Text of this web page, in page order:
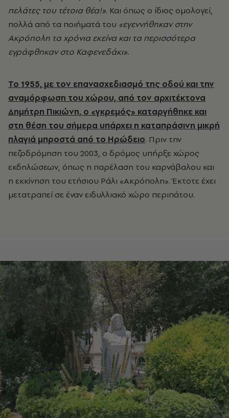
πελάτες του τέτοια θέα!». Και όπως ο ίδιος ομολογεί,
πολλά από τα ποιήματά του «εγεννήθηκαν στην
Ακρόπολη τα χρόνια εκείνα και τα περισσότερα
εγράφθηκαν στο Καφενεδάκι».
Το 1955, με τον επανασχεδιασμό της οδού και την
αναμόρφωση του χώρου, από τον αρχιτέκτονα
Δημήτρη Πικιώνη, ο «γκρεμός» καταργήθηκε και
στη θέση του σήμερα υπάρχει η καταπράσινη μικρή
πλαγιά μπροστά από το Ηρώδειο. Πριν την
πεζοδρόμηση του 2003, ο δρόμος υπήρξε χώρος
εκδηλώσεων, όπως η παρέλαση του καρνάβαλου και
η εκκίνηση του ετήσιου Ράλι «Ακρόπολη». Έκτοτε έχει
μετατραπεί σε έναν ειδυλλιακό χώρο περιπάτου.